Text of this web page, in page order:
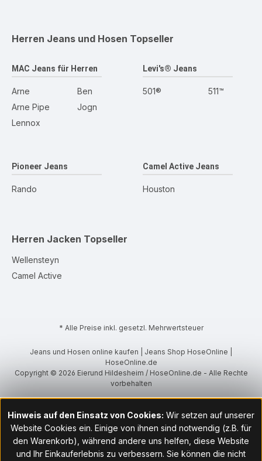
Herren Jeans und Hosen Topseller
MAC Jeans für Herren
Arne
Arne Pipe
Lennox
Ben
Jogn
Levi's® Jeans
501® 511™
Pioneer Jeans
Rando
Camel Active Jeans
Houston
Herren Jacken Topseller
Wellensteyn
Camel Active
* Alle Preise inkl. gesetzl. Mehrwertsteuer
Jeans und Hosen online kaufen | Jeans Shop HoseOnline |
HoseOnline.de
Copyright © 2026 Eierund Hildesheim / HoseOnline.de - Alle Rechte
vorbehalten
Hinweis auf den Einsatz von Cookies: Wir setzen auf unserer
Website Cookies ein. Einige von ihnen sind notwendig (z.B. für
den Warenkorb), während andere uns helfen, diese Website
und Ihr Einkauferlebnis zu verbessern. Sie können die nicht